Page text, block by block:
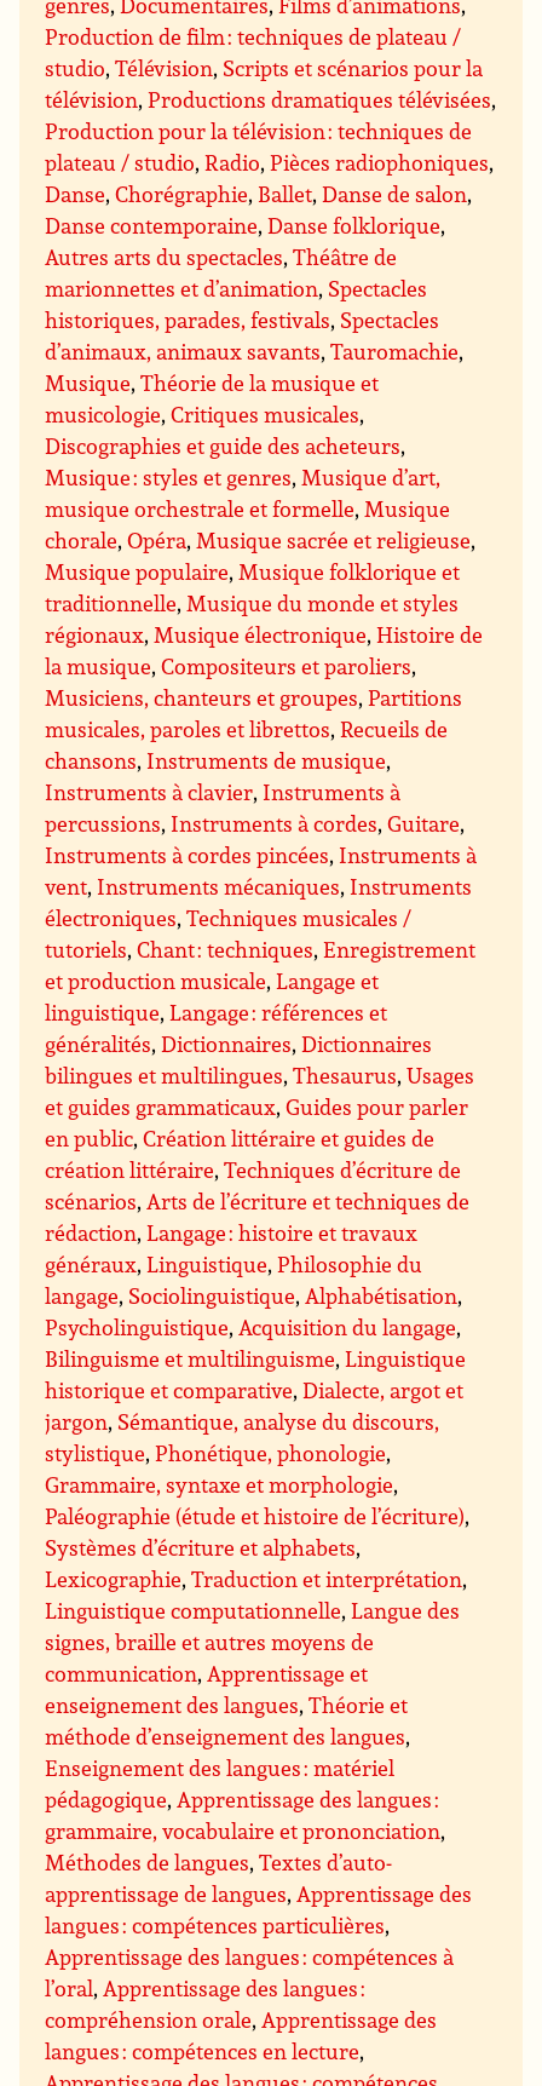
Production de film : techniques de plateau /
studio,Télévision, Scripts et scénarios pour la
télévision,Productions dramatiques télévisées,
Production pour la télévision : techniques de
plateau / studio,Radio,Pièces radiophoniques,
Danse,Chorégraphie, Ballet,Danse de salon,
Danse contemporaine,Danse folklorique,
Autres arts du spectacles,Théâtre de
marionnettes et d’animation, Spectacles
historiques, parades, festivals, Spectacles
d’animaux, animaux savants,Tauromachie,
Musique,Théorie de la musique et
musicologie,Critiques musicales,
Discographies et guide des acheteurs,
Musique : styles et genres,Musique d’art,
musique orchestrale et formelle,Musique
chorale,Opéra,Musique sacrée et religieuse,
Musique populaire,Musique folklorique et
traditionnelle,Musique du monde et styles
régionaux,Musique électronique,Histoire de
la musique,Compositeurs et paroliers,
Musiciens, chanteurs et groupes,Partitions
musicales, paroles et librettos,Recueils de
chansons, Instruments de musique,
Instruments à clavier, Instruments à
percussions, Instruments à cordes,Guitare,
Instruments à cordes pincées, Instruments à
vent, Instruments mécaniques, Instruments
électroniques,Techniques musicales /
tutoriels,Chant : techniques,Enregistrement
et production musicale,Langage et
linguistique,Langage : références et
généralités,Dictionnaires,Dictionnaires
bilingues et multilingues,Thesaurus,Usages
et guides grammaticaux,Guides pour parler
en public,Création littéraire et guides de
création littéraire,Techniques d’écriture de
scénarios,Arts de l’écriture et techniques de
rédaction,Langage : histoire et travaux
généraux,Linguistique,Philosophie du
langage, Sociolinguistique,Alphabétisation,
Psycholinguistique,Acquisition du langage,
Bilinguisme et multilinguisme,Linguistique
historique et comparative,Dialecte, argot et
jargon, Sémantique, analyse du discours,
stylistique,Phonétique, phonologie,
Grammaire, syntaxe et morphologie,
Paléographie (étude et histoire de l’écriture),
Systèmes d’écriture et alphabets,
Lexicographie,Traduction et interprétation,
Linguistique computationnelle,Langue des
signes, braille et autres moyens de
communication,Apprentissage et
enseignement des langues,Théorie et
méthode d’enseignement des langues,
Enseignement des langues : matériel
pédagogique,Apprentissage des langues :
grammaire, vocabulaire et prononciation,
Méthodes de langues,Textes d’auto-
apprentissage de langues,Apprentissage des
langues : compétences particulières,
Apprentissage des langues : compétences à
l’oral,Apprentissage des langues :
compréhension orale,Apprentissage des
langues : compétences en lecture,